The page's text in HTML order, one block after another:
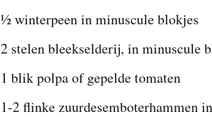
½ winterpeen in minuscule blokjes
2 stelen bleekselderij, in minuscule
1 blik polpa of gepelde tomaten
1-2 flinke zuurdesemboterhammen